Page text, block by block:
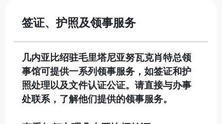
签证、护照及领事服务
几内亚比绍驻毛里塔尼亚努瓦克肖特总领
事馆可提供一系列领事服务，如签证和护
照处理以及文件认证公证。请直接与办事
处联系，了解他们提供的领事服务。